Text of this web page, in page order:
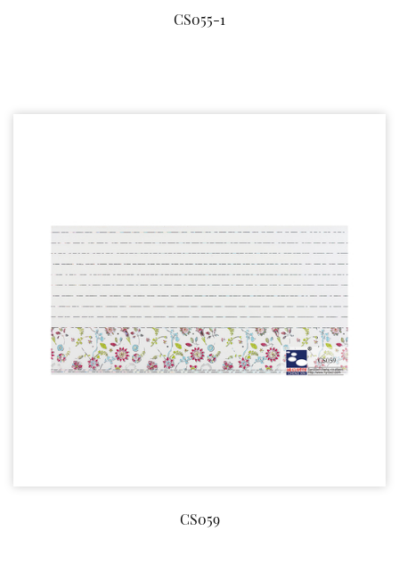
CS055-1
CS059